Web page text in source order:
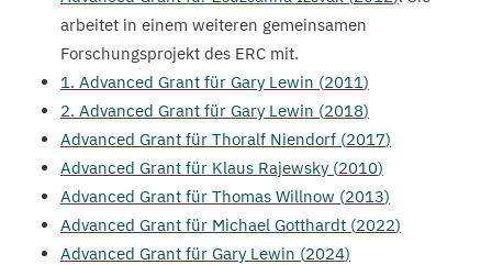
arbeitet in einem weiteren gemeinsamen
Forschungsprojekt des ERC mit.
1. Advanced Grant für Gary Lewin (2011)
2. Advanced Grant für Gary Lewin (2018)
Advanced Grant für Thoralf Niendorf (2017)
Advanced Grant für Klaus Rajewsky (2010)
Advanced Grant für Thomas Willnow (2013)
Advanced Grant für Michael Gotthardt (2022)
Advanced Grant für Gary Lewin (2024)